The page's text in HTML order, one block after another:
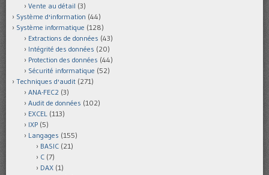
Vente au détail (3)
Système d'information (44)
Système informatique (128)
Extractions de données (43)
Intégrité des données (20)
Protection des données (44)
Sécurité informatique (52)
Techniques d'audit (271)
ANA-FEC2 (3)
Audit de données (102)
EXCEL (113)
IXP (5)
Langages (155)
BASIC (21)
C (7)
DAX (1)